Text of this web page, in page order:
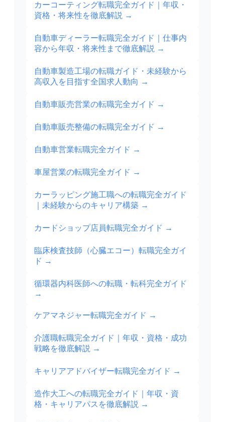
カーコーティング転職完全ガイド｜年収・
資格・将来性を徹底解説 →
自動車ディーラー転職完全ガイド｜仕事内
容から年収・将来性まで徹底解説 →
自動車製造工場の転職ガイド・未経験から
高収入を目指す全国求人動向 →
自動車販売営業の転職完全ガイド →
自動車販売整備の転職完全ガイド →
自動車営業転職完全ガイド →
車屋営業の転職完全ガイド →
カーラッピング施工職への転職完全ガイド
｜未経験からのキャリア構築 →
カードショップ店員転職完全ガイド →
臨床検査技師（心臓エコー）転職完全ガイ
ド →
循環器内科医師への転職・転科完全ガイド
→
ケアマネジャー転職完全ガイド →
介護職転職完全ガイド｜年収・資格・成功
戦略を徹底解説 →
キャリアアドバイザー転職完全ガイド →
造作大工への転職完全ガイド｜年収・資
格・キャリアパスを徹底解説 →